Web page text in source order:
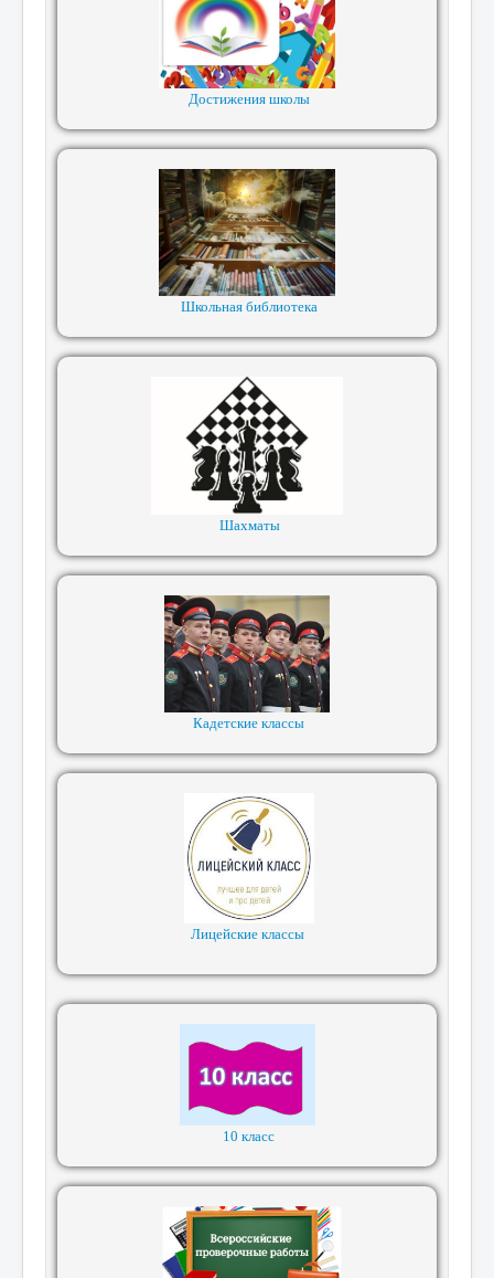
Достижения школы
Школьная библиотека
Шахматы
Кадетские классы
Лицейские классы
10 класс